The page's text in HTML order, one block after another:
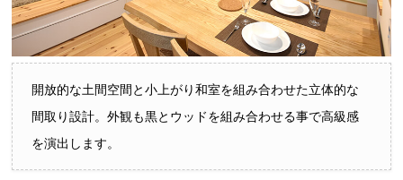
開放的な土間空間と小上がり和室を組み合わせた立体的な
間取り設計。外観も黒とウッドを組み合わせる事で高級感
を演出します。